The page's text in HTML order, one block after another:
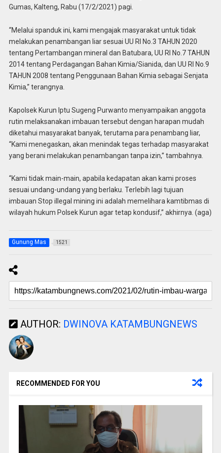
Gumas, Kalteng, Rabu (17/2/2021) pagi.
“Melalui spanduk ini, kami mengajak masyarakat untuk tidak
melakukan penambangan liar sesuai UU RI No.3 TAHUN 2020
tentang Pertambangan mineral dan Batubara, UU RI No.7 TAHUN
2014 tentang Perdagangan Bahan Kimia/Sianida, dan UU RI No.9
TAHUN 2008 tentang Penggunaan Bahan Kimia sebagai Senjata
Kimia,” terangnya.
Kapolsek Kurun Iptu Sugeng Purwanto menyampaikan anggota
rutin melaksanakan imbauan tersebut dengan harapan mudah
diketahui masyarakat banyak, terutama para penambang liar,
“Kami menegaskan, akan menindak tegas terhadap masyarakat
yang berani melakukan penambangan tanpa izin,” tambahnya.
“Kami tidak main-main, apabila kedapatan akan kami proses
sesuai undang-undang yang berlaku. Terlebih lagi tujuan
imbauan Stop illegal mining ini adalah memelihara kamtibmas di
wilayah hukum Polsek Kurun agar tetap kondusif,” akhirnya. (aga)
Gunung Mas 1521
AUTHOR: DWINOVA KATAMBUNGNEWS
RECOMMENDED FOR YOU